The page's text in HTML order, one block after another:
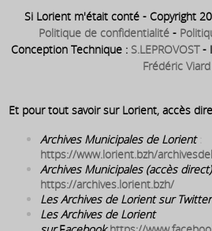
Si Lorient m'était conté - Copyright
Politique de confidentialité -
Conception Technique : S.LEPROVOST-
Frédéric Viard
Et pour tout savoir sur Lorient, accès
Archives Municipales de Lorient
https://www.lorient.bzh/
Archives Municipales (accès direct)
https://archives.lorient.bzh/
Les Archives de Lorient sur Twitter
Les Archives de Lorient